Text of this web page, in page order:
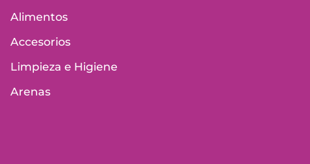
Alimentos
Accesorios
Limpieza e Higiene
Arenas